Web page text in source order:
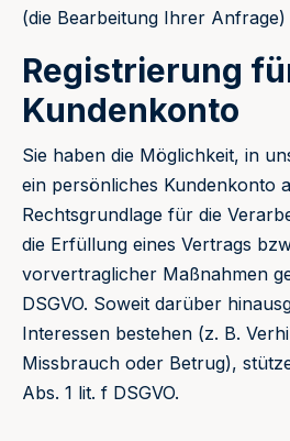
(die Bearbeitung Ihrer
Registrierung
Kundenkonto
Sie haben die Möglichkeit, in
ein persönliches Kundenkonto
Rechtsgrundlage für die
die Erfüllung eines Vertrags
vorvertraglicher Maßnahmen
DSGVO. Soweit darüber
Interessen bestehen (z. B.
Missbrauch oder Betrug),
Abs. 1 lit. f DSGVO.